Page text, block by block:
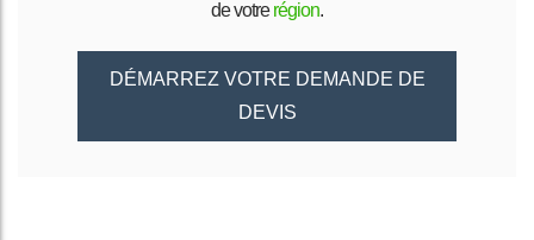
de votrerégion.
DÉMARREZ VOTRE DEMANDE DE
DEVIS